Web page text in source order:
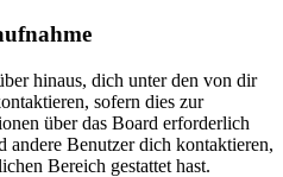
hinaus, dich unter den von dir
sofern dies zur
über das Board erforderlich
andere Benutzer dich kontaktieren,
Bereich gestattet hast.